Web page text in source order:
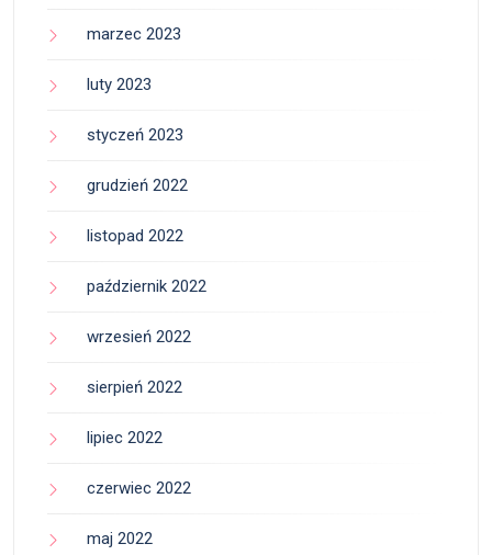
marzec 2023
luty 2023
styczeń 2023
grudzień 2022
listopad 2022
październik 2022
wrzesień 2022
sierpień 2022
lipiec 2022
czerwiec 2022
maj 2022